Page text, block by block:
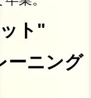
ト"
ーニング